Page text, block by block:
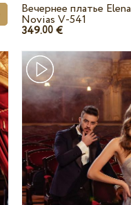
Вечернее платье Elena
Novias V-541
349.00€